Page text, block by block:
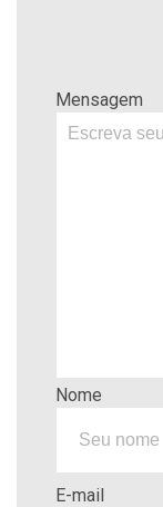
Mensagem
Nome
E-mail